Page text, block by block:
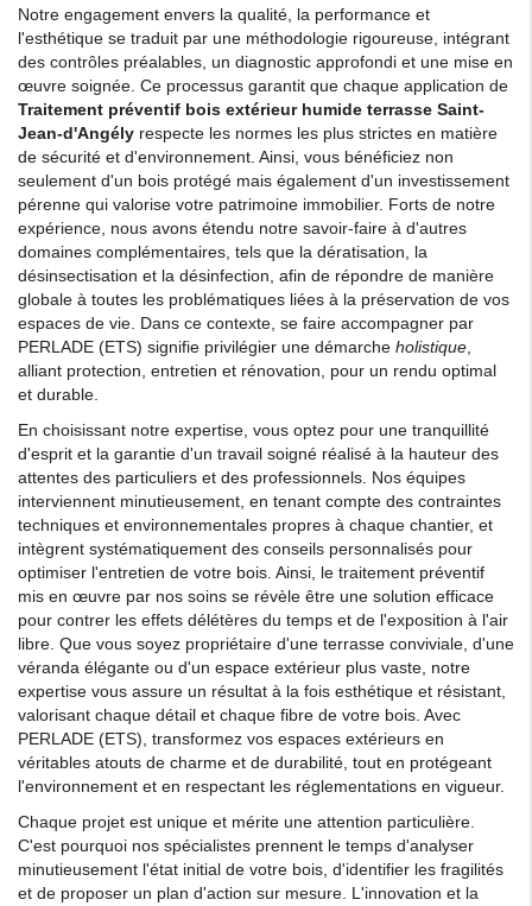
Notre engagement envers la qualité, la performance et
l'esthétique se traduit par une méthodologie rigoureuse, intégrant
des contrôles préalables, un diagnostic approfondi et une mise en
œuvre soignée. Ce processus garantit que chaque application de
Traitement préventif bois extérieur humide terrasse Saint-
Jean-d'Angély respecte les normes les plus strictes en matière
de sécurité et d'environnement. Ainsi, vous bénéficiez non
seulement d'un bois protégé mais également d'un investissement
pérenne qui valorise votre patrimoine immobilier. Forts de notre
expérience, nous avons étendu notre savoir-faire à d'autres
domaines complémentaires, tels que la dératisation, la
désinsectisation et la désinfection, afin de répondre de manière
globale à toutes les problématiques liées à la préservation de vos
espaces de vie. Dans ce contexte, se faire accompagner par
PERLADE (ETS) signifie privilégier une démarche holistique,
alliant protection, entretien et rénovation, pour un rendu optimal
et durable.
En choisissant notre expertise, vous optez pour une tranquillité
d'esprit et la garantie d'un travail soigné réalisé à la hauteur des
attentes des particuliers et des professionnels. Nos équipes
interviennent minutieusement, en tenant compte des contraintes
techniques et environnementales propres à chaque chantier, et
intègrent systématiquement des conseils personnalisés pour
optimiser l'entretien de votre bois. Ainsi, le traitement préventif
mis en œuvre par nos soins se révèle être une solution efficace
pour contrer les effets délétères du temps et de l'exposition à l'air
libre. Que vous soyez propriétaire d'une terrasse conviviale, d'une
véranda élégante ou d'un espace extérieur plus vaste, notre
expertise vous assure un résultat à la fois esthétique et résistant,
valorisant chaque détail et chaque fibre de votre bois. Avec
PERLADE (ETS), transformez vos espaces extérieurs en
véritables atouts de charme et de durabilité, tout en protégeant
l'environnement et en respectant les réglementations en vigueur.
Chaque projet est unique et mérite une attention particulière.
C'est pourquoi nos spécialistes prennent le temps d'analyser
minutieusement l'état initial de votre bois, d'identifier les fragilités
et de proposer un plan d'action sur mesure. L'innovation et la